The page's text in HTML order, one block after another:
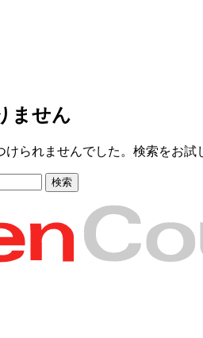
ません
けられませんでした。検索をお試